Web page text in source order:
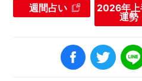
週間占い 2026年上
運勢